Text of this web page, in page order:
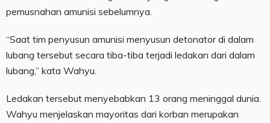
pemusnahan amunisi sebelumnya.
“Saat tim penyusun amunisi menyusun detonator di dalam
lubang tersebut secara tiba-tiba terjadi ledakan dari dalam
lubang,” kata Wahyu.
Ledakan tersebut menyebabkan 13 orang meninggal dunia.
Wahyu menjelaskan mayoritas dari korban merupakan